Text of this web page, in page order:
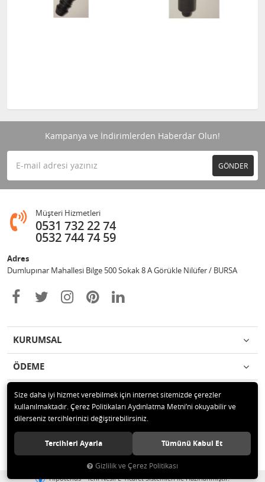
Kampanya ve İndirimlerden Haberdar Olun!
GÖNDER
Müşteri Hizmetleri
0531 732 22 74
0532 744 74 59
Adres
Dumlupınar Mahallesi Bilge 500 Sokak 8 A Görükle Nilüfer / BURSA
KURUMSAL
ÖDEME
İLETİŞİM
© 2020 MAG OTOMOTİV Tüm hakları saklıdır.
Hipotenüs Yeni Nesil E-Ticaret Sistemleri ile Hazırlanmıştır.
Size daha iyi hizmet verebilmek için internet sitemizde çerezler
kullanılmaktadır. Çerez Politikaları Aydınlatma Metni’ni okuyabilir ve
dilerseniz tercihlerinizi değiştirebilirsiniz.
Tercihleri Ayarla Tümünü Kabul Et
Gizlilik ve Çerez Politikası